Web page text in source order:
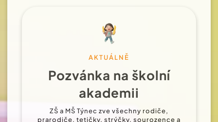
AKTUÁLNĚ
Pozvánka na školní
akademii
ZŠ a MŠ Týnec zve všechny rodiče,
prarodiče, tetičky, strýčky, sourozence a